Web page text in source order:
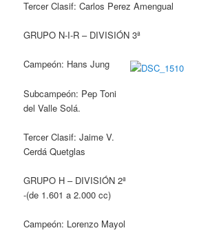
Tercer Clasif: Carlos Perez Amengual
GRUPO N-I-R – DIVISIÓN 3ª
Campeón: Hans Jung
Subcampeón: Pep Toni
del Valle Solá.
Tercer Clasif: Jaime V.
Cerdá Quetglas
GRUPO H – DIVISIÓN 2ª
-(de 1.601 a 2.000 cc)
Campeón: Lorenzo Mayol